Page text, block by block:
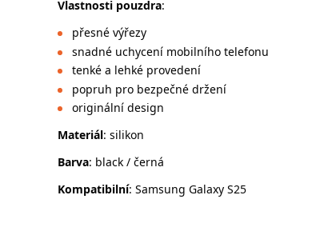
Vlastnosti pouzdra:
přesné výřezy
snadné uchycení mobilního telefonu
tenké a lehké provedení
popruh pro bezpečné držení
originální design
Materiál: silikon
Barva: black / černá
Kompatibilní: Samsung Galaxy S25